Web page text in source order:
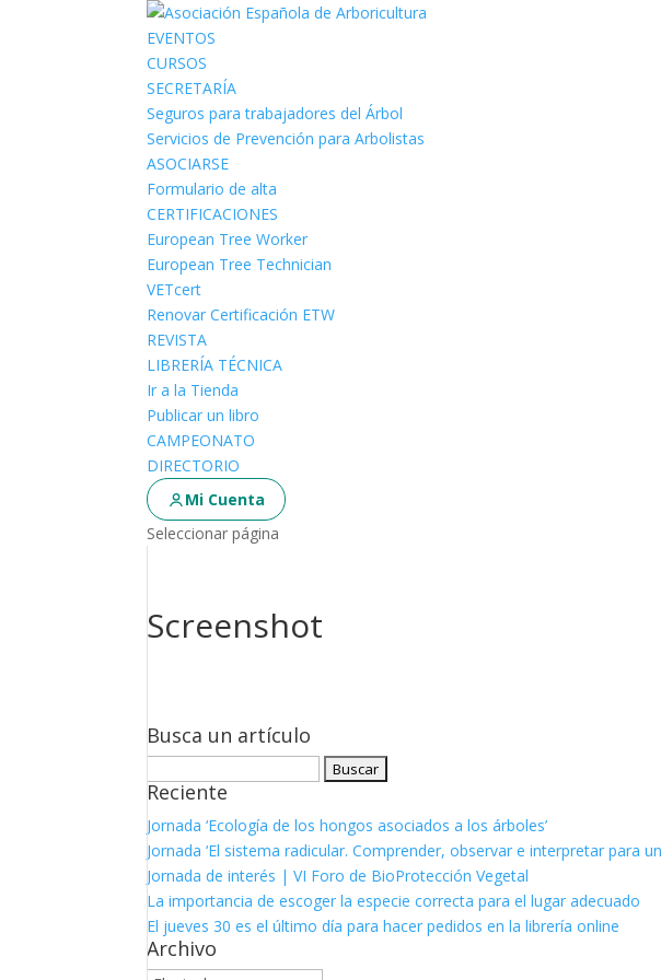
EVENTOS
CURSOS
SECRETARÍA
Seguros para trabajadores del Árbol
Servicios de Prevención para Arbolistas
ASOCIARSE
Formulario de alta
CERTIFICACIONES
European Tree Worker
European Tree Technician
VETcert
Renovar Certificación ETW
REVISTA
LIBRERÍA TÉCNICA
Ir a la Tienda
Publicar un libro
CAMPEONATO
DIRECTORIO
Mi Cuenta
Seleccionar página
Screenshot
Busca un artículo
Reciente
Jornada ‘Ecología de los hongos asociados a los árboles’
Jornada ‘El sistema radicular. Comprender, observar e interpretar para
Jornada de interés | VI Foro de BioProtección Vegetal
La importancia de escoger la especie correcta para el lugar adecuado
El jueves 30 es el último día para hacer pedidos en la librería online
Archivo